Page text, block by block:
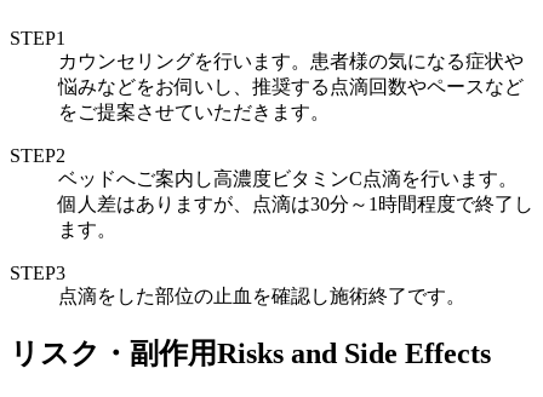
STEP1
カウンセリングを行います。患者様の気になる症状や
悩みなどをお伺いし、推奨する点滴回数やペースなど
をご提案させていただきます。
STEP2
ベッドへご案内し高濃度ビタミンC点滴を行います。
個人差はありますが、点滴は30分～1時間程度で終了し
ます。
STEP3
点滴をした部位の止血を確認し施術終了です。
リスク・副作用Risks and Side Effects